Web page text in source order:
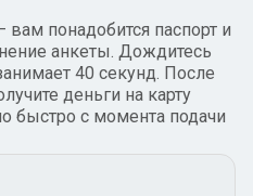
понадобится паспорт и
анкеты. Дождитесь
40 секунд. После
деньги на карту
быстро с момента подачи